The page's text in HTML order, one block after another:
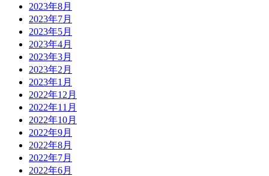
2023年8月
2023年7月
2023年5月
2023年4月
2023年3月
2023年2月
2023年1月
2022年12月
2022年11月
2022年10月
2022年9月
2022年8月
2022年7月
2022年6月